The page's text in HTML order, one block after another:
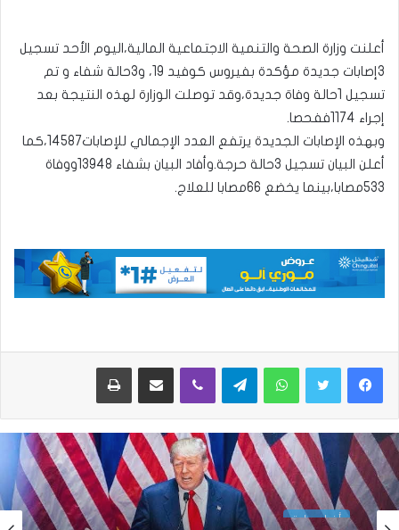
أعلنت وزارة الصحة والتنمية الاجتماعية المالية،اليوم الأحد تسجيل
3إصابات جديدة مؤكدة بفيروس كوفيد 19، و3حالة شفاء و تم
تسجيل 1حالة وفاة جديدة،وقد توصلت الوزارة لهذه النتيجة بعد
إجراء 1174ففحصا.
وبهذه الإصابات الجديدة يرتفع العدد الإجمالي للإصابات14587،كما
أعلن البيان تسجيل 3حالة حرجة.وأفاد البيان بشفاء 13948ووفاة
533مصابا،بينما يخضع 66مصابا للعلاج.
واتساب تيلقرام ڤايبر مشاركة عبر البريد طباعة
أخبار دولية